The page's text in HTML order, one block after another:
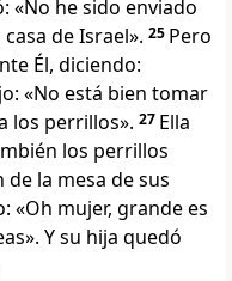
«No he sido enviado
de Israel». 25 Pero
Él, diciendo:
«No está bien tomar
los perrillos». 27 Ella
los perrillos
la mesa de sus
«Oh mujer, grande es
Y su hija quedó